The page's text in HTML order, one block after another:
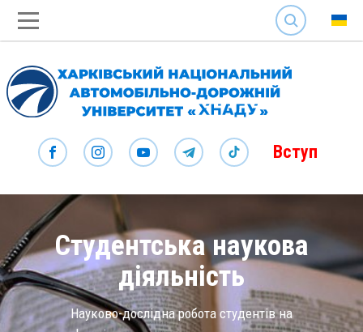
SEARCH
Вступ
Студентська наукова
діяльність
Науково-дослідна робота студентів на